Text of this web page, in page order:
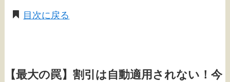
目次に戻る
【最大の罠】割引は自動適用されない！今